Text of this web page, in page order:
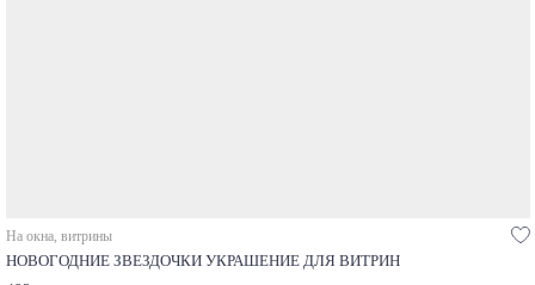
На окна, витрины
НОВОГОДНИЕ ЗВЕЗДОЧКИ УКРАШЕНИЕ ДЛЯ ВИТРИН